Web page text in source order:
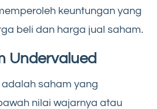
keuntungan yang
beli dan harga jual saham.
Undervalued
saham yang
nilai wajarnya atau